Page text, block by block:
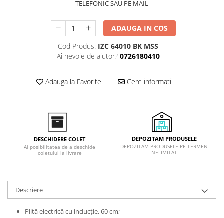
Plite cu hota integrata
TELEFONIC SAU PE MAIL
ADAUGA IN COS
Cod Produs: IZC 64010 BK MSS
Ai nevoie de ajutor? 0726180410
Adauga la Favorite Cere informatii
DESCHIDERE COLET
Ai posibilitatea de a deschide
coletului la livrare
DEPOZITAM PRODUSELE
DEPOZITAM PRODUSELE PE TERMEN
NELIMITAT
Descriere
Plită electrică cu inducţie, 60 cm;